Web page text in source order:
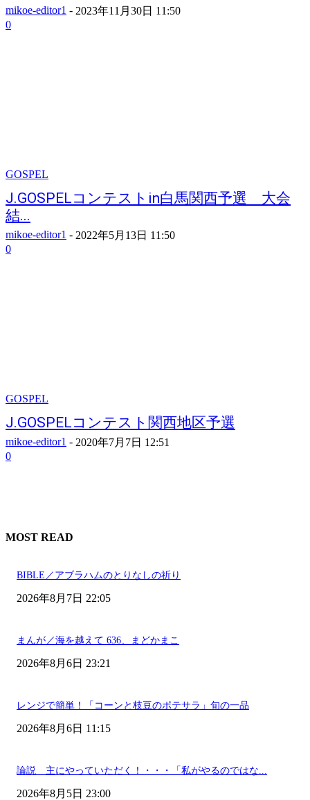
mikoe-editor1 - 2023年11月30日 11:50
0
GOSPEL
J.GOSPELコンテストin白馬関西予選 大会
結...
mikoe-editor1 - 2022年5月13日 11:50
0
GOSPEL
J.GOSPELコンテスト関西地区予選
mikoe-editor1 - 2020年7月7日 12:51
0
MOST READ
BIBLE／アブラハムのとりなしの祈り
2026年8月7日 22:05
まんが／海を越えて 636、まどかまこ
2026年8月6日 23:21
レンジで簡単！「コーンと枝豆のポテサラ」旬の一品
2026年8月6日 11:15
論説 主にやっていただく！・・・「私がやるのではな...
2026年8月5日 23:00